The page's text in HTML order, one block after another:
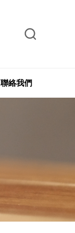
聯絡我們